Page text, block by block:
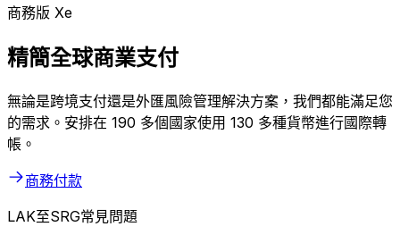
商務版 Xe
精簡全球商業支付
無論是跨境支付還是外匯風險管理解決方案，我們都能滿足您
的需求。安排在 190 多個國家使用 130 多種貨幣進行國際轉
帳。
商務付款
LAK至SRG常見問題